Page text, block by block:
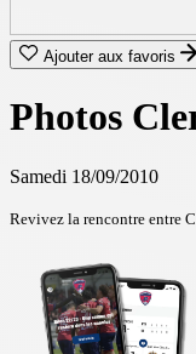
Ajouter aux favoris
Photos
Samedi 18/09/2010
Revivez la rencontre entre